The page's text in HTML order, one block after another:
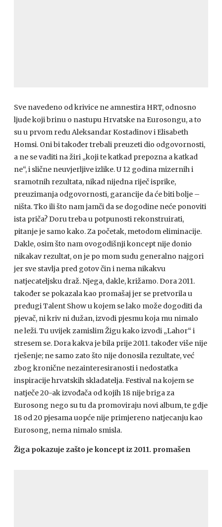
Sve navedeno od krivice ne amnestira HRT, odnosno
ljude koji brinu o nastupu Hrvatske na Eurosongu, a to
su u prvom redu Aleksandar Kostadinov i Elisabeth
Homsi. Oni bi također trebali preuzeti dio odgovornosti,
a ne se vaditi na žiri „koji te katkad prepozna a katkad
ne“, i slične neuvjerljive izlike. U 12 godina mizernih i
sramotnih rezultata, nikad nijedna riječ isprike,
preuzimanja odgovornosti, garancije da će biti bolje –
ništa. Tko ili što nam jamči da se dogodine neće ponoviti
ista priča? Doru treba u potpunosti rekonstruirati,
pitanje je samo kako. Za početak, metodom eliminacije.
Dakle, osim što nam ovogodišnji koncept nije donio
nikakav rezultat, on je po mom sudu generalno najgori
jer sve stavlja pred gotov čin i nema nikakvu
natjecateljsku draž. Njega, dakle, križamo. Dora 2011.
također se pokazala kao promašaj jer se pretvorila u
predugi Talent Show u kojem se lako može dogoditi da
pjevač, ni kriv ni dužan, izvodi pjesmu koja mu nimalo
ne leži. Tu uvijek zamislim Žigu kako izvodi „Lahor“ i
stresem se. Dora kakva je bila prije 2011. također više nije
rješenje; ne samo zato što nije donosila rezultate, već
zbog kronične nezainteresiranosti i nedostatka
inspiracije hrvatskih skladatelja. Festival na kojem se
natječe 20-ak izvođača od kojih 18 nije briga za
Eurosong nego su tu da promoviraju novi album, te gdje
18 od 20 pjesama uopće nije primjereno natjecanju kao
Eurosong, nema nimalo smisla.
Žiga pokazuje zašto je koncept iz 2011. promašen